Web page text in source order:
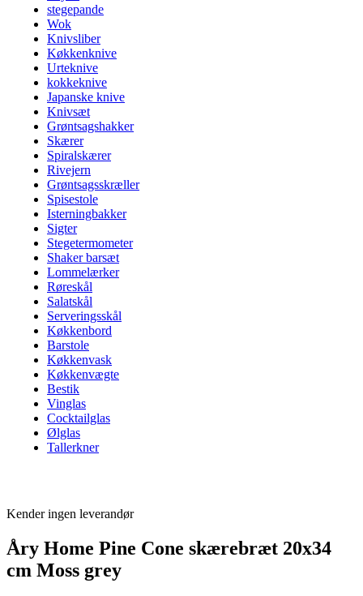
stegepande
Wok
Knivsliber
Køkkenknive
Urteknive
kokkeknive
Japanske knive
Knivsæt
Grøntsagshakker
Skærer
Spiralskærer
Rivejern
Grøntsagsskræller
Spisestole
Isterningbakker
Sigter
Stegetermometer
Shaker barsæt
Lommelærker
Røreskål
Salatskål
Serveringsskål
Køkkenbord
Barstole
Køkkenvask
Køkkenvægte
Bestik
Vinglas
Cocktailglas
Ølglas
Tallerkner
Kender ingen leverandør
Åry Home Pine Cone skærebræt 20x34
cm Moss grey